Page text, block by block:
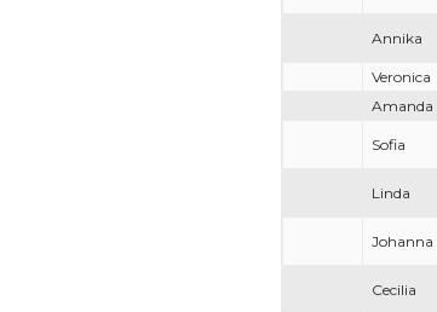
Annika
Veronica
Amanda
Sofia
Linda
Johanna
Cecilia